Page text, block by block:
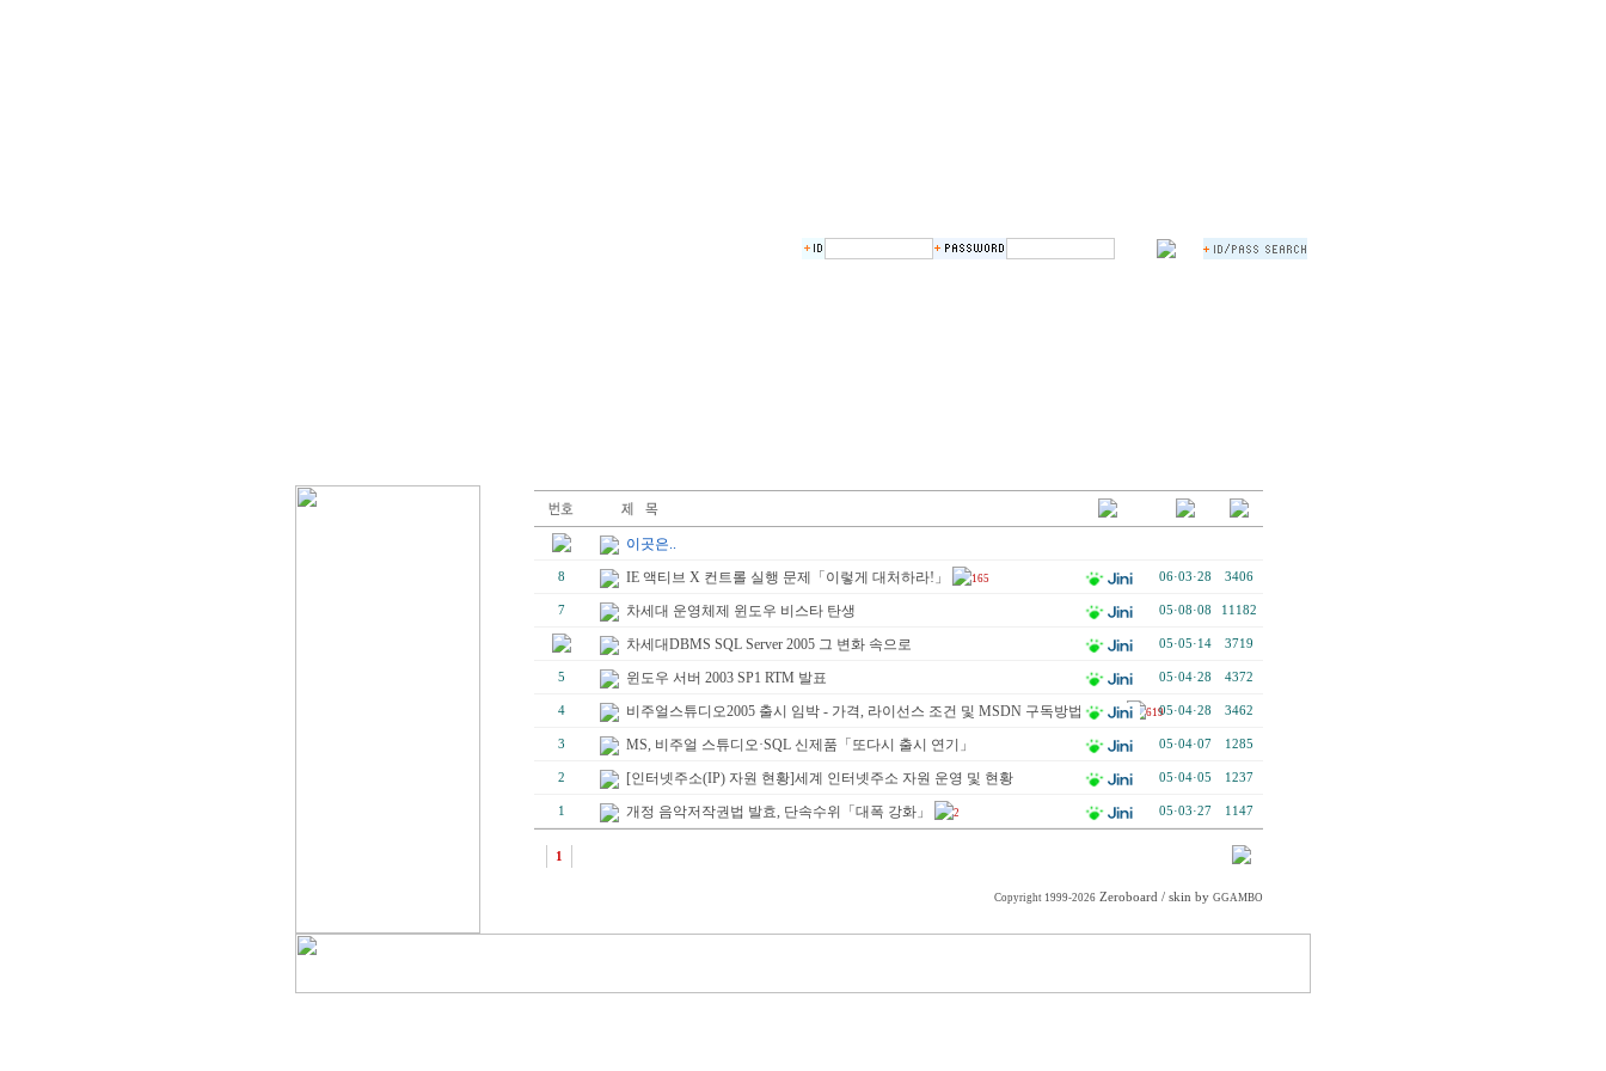
이곳은..
8 IE 액티브 X 컨트롤 실행 문제「이렇게 대처하라!」 165 06·03·28 3406
7 차세대 운영체제 윈도우 비스타 탄생 05·08·08 11182
차세대DBMS SQL Server 2005 그 변화 속으로 05·05·14 3719
5 윈도우 서버 2003 SP1 RTM 발표 05·04·28 4372
4 비주얼스튜디오2005 출시 임박 - 가격, 라이선스 조건 및 MSDN 구독방법 발표 - 61905·04·28 3462
3 MS, 비주얼 스튜디오·SQL 신제품「또다시 출시 연기」 05·04·07 1285
2 [인터넷주소(IP) 자원 현황]세계 인터넷주소 자원 운영 및 현황 05·04·05 1237
1 개정 음악저작권법 발효, 단속수위「대폭 강화」 2 05·03·27 1147
1
Copyright 1999-2026 Zeroboard / skin by GGAMBO